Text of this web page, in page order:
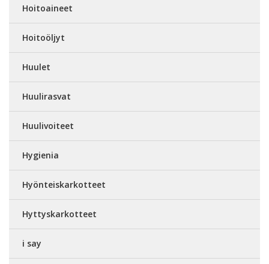
Hoitoaineet
Hoitoöljyt
Huulet
Huulirasvat
Huulivoiteet
Hygienia
Hyönteiskarkotteet
Hyttyskarkotteet
i say